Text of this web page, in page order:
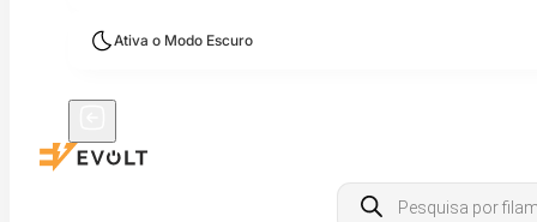
Ativa o Modo Escuro
Products
search